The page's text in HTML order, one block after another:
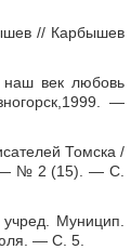
// Карбышев
век любовь
—
Томска /
— № 2 (15). — С.
Муницип.
— С. 5.